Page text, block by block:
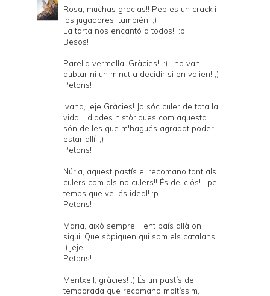
Rosa, muchas gracias!! Pep es un crack i
los jugadores, también! ;)
La tarta nos encantó a todos!! :p
Besos!
Parella vermella! Gràcies!! :) I no van
dubtar ni un minut a decidir si en volien! ;)
Petons!
Ivana, jeje Gràcies! Jo sóc culer de tota la
vida, i diades històriques com aquesta
són de les que m'hagués agradat poder
estar allí. ;)
Petons!
Núria, aquest pastís el recomano tant als
culers com als no culers!! És deliciós! I pel
temps que ve, és ideal! :p
Petons!
Maria, això sempre! Fent país allà on
sigui! Que sàpiguen qui som els catalans!
;) jeje
Petons!
Meritxell, gràcies! :) És un pastís de
temporada que recomano moltíssim,